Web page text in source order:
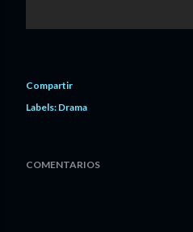
Compartir
Labels: Drama
COMENTARIOS